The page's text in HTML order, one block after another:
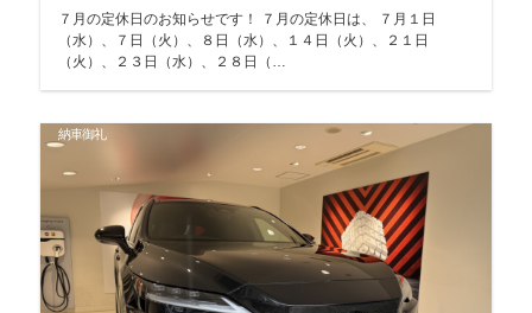
７月の定休日のお知らせです！ ７月の定休日は、 ７月１日
（水）、７日（火）、８日（水）、１４日（火）、２１日
（火）、２３日（水）、２８日（…
納車御礼